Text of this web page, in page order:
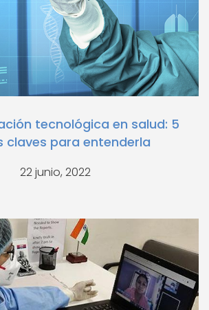
tecnológica en salud: 5
claves para entenderla
22 junio, 2022